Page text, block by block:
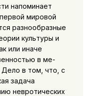
напоминает
мировой
разнообразные
культуры и
или иначе
в ме­
Дело в том, что, с
задача
не­вротических